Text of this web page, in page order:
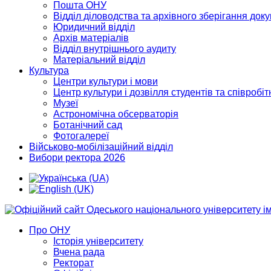
Пошта ОНУ
Відділ діловодства та архівного зберігання
Юридичний відділ
Архів матеріалів
Відділ внутрішнього аудиту
Матеріальний відділ
Культура
Центри культури і мови
Центр культури і дозвілля студентів та
Музеї
Астрономічна обсерваторія
Ботанічний сад
Фотогалереї
Військово-мобілізаційний відділ
Вибори ректора 2026
Про ОНУ
Історія університету
Вчена рада
Ректорат